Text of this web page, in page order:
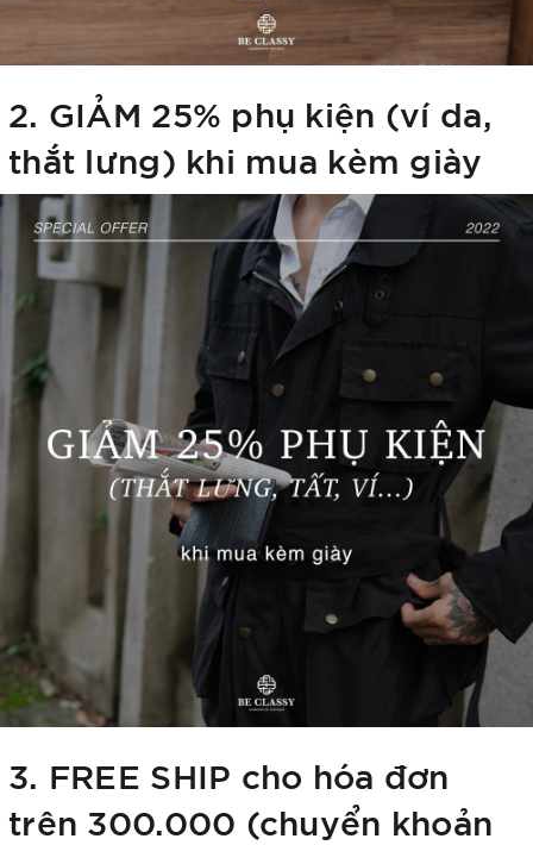
2. GIẢM 25% phụ kiện (ví da,
thắt lưng) khi mua kèm giày
3. FREE SHIP cho hóa đơn
trên 300.000 (chuyển khoản